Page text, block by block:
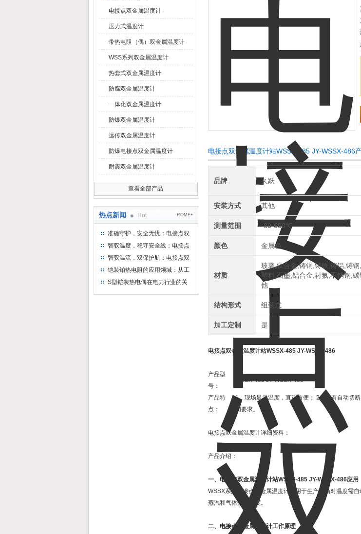
电接点双金属温度计
压力式温度计
带热电阻（偶）双金属温度计
WSS系列双金属温度计
热套式双金属温度计
防腐双金属温度计
一体化双金属温度计
防爆双金属温度计
远传双金属温度计
防爆电接点双金属温度计
耐震双金属温度计
查看全部产品
热点新闻 Hot ROME+
准确守护，安全无忧：电接点双
金属温度计——测温新选择
智驭温度，稳守安全线：电接点
双金属温度计的创新守护
智驭温流，双保护航：电接点双
金属温度计在工业领域的革新应
铠装铂热电阻的应用领域：从工
业到科研，无所不在的温度测量
S型铠装热电偶在电力行业的关
电接点双金属温度计站WSSX-485 JY-WSSX-486
品牌 久跃
安装方式 其他
测量范围 -80-600℃
颜色 金属色
材质
玻璃,钛合金,铸铜,铸铁,铸铝,铸钢,
塑料,石墨,铝合金,衬氟,不锈钢,
他
结构形式 组装式
加工定制 是
电接点双金属温度计站WSSX-485 JY-WSSX-486
产品型
号：
WSSX-485 JY-WSSX-486
产品特
点：
1、现场显示温度，直观方便； 2、具有自动切
同要求。
电接点双金属温度计详细资料：
产品介绍：
一、 电接点双金属温度计站WSSX-485 JY-WSSX-486应用
WSSX系列电接点双金属温度计应用于生产现场对温度需
蒸汽和气体介质温度。
二、 电接点双金属温度计工作原理